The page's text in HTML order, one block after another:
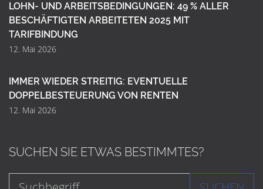
LOHN- UND ARBEITSBEDINGUNGEN: 49 % ALLER
BESCHÄFTIGTEN ARBEITETEN 2025 MIT
TARIFBINDUNG
12. Mai 2026
IMMER WIEDER STREITIG: EVENTUELLE
DOPPELBESTEUERUNG VON RENTEN
12. Mai 2026
SUCHEN SIE ETWAS BESTIMMTES?